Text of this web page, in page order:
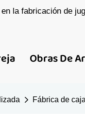
la fabricación de
Obras De
Fábrica de